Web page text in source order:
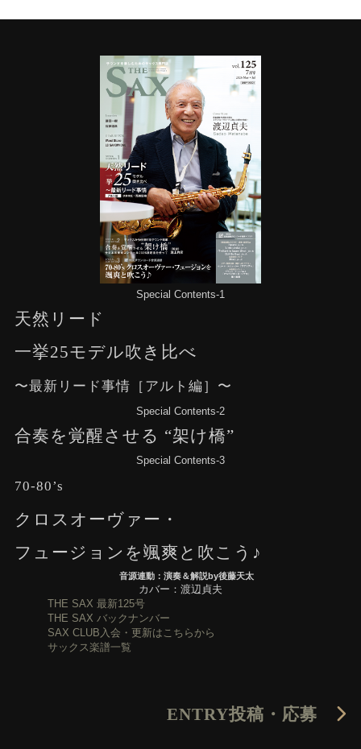
Special Contents-1
天然リード
一挙25モデル吹き比べ
〜最新リード事情［アルト編］〜
Special Contents-2
合奏を覚醒させる “架け橋”
Special Contents-3
70-80’s
クロスオーヴァー・
フュージョンを颯爽と吹こう♪
音源連動：演奏＆解説by後藤天太
カバー：渡辺貞夫
THE SAX 最新125号
THE SAX バックナンバー
SAX CLUB入会・更新はこちらから
サックス楽譜一覧
ENTRY投稿・応募